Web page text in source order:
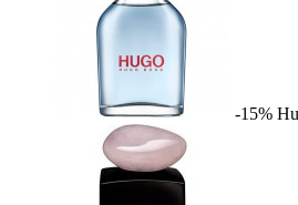
-15%